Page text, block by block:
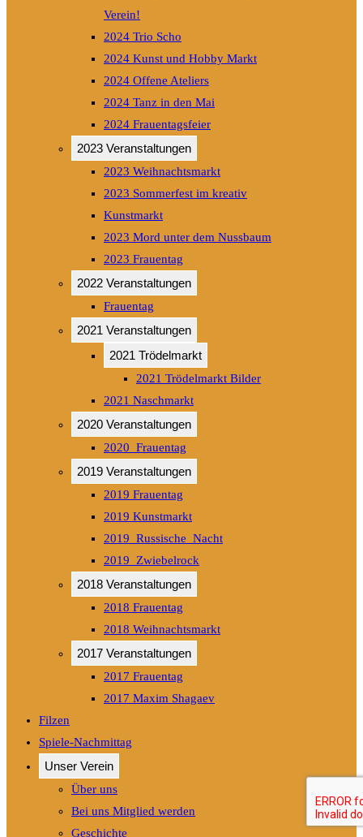
Verein!
2024 Trio Scho
2024 Kunst und Hobby Markt
2024 Offene Ateliers
2024 Tanz in den Mai
2024 Frauentagsfeier
2023 Veranstaltungen
2023 Weihnachtsmarkt
2023 Sommerfest im kreativ
Kunstmarkt
2023 Mord unter dem Nussbaum
2023 Frauentag
2022 Veranstaltungen
Frauentag
2021 Veranstaltungen
2021 Trödelmarkt
2021 Trödelmarkt Bilder
2021 Naschmarkt
2020 Veranstaltungen
2020_Frauentag
2019 Veranstaltungen
2019 Frauentag
2019 Kunstmarkt
2019_Russische_Nacht
2019_Zwiebelrock
2018 Veranstaltungen
2018 Frauentag
2018 Weihnachtsmarkt
2017 Veranstaltungen
2017 Frauentag
2017 Maxim Shagaev
Filzen
Spiele-Nachmittag
Unser Verein
Über uns
Bei uns Mitglied werden
Geschichte